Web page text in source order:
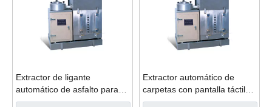
Extractor de ligante
automático de asfalto para
mezcla bituminosa
Extractor automático de
carpetas con pantalla táctil
LCD TBT-0722